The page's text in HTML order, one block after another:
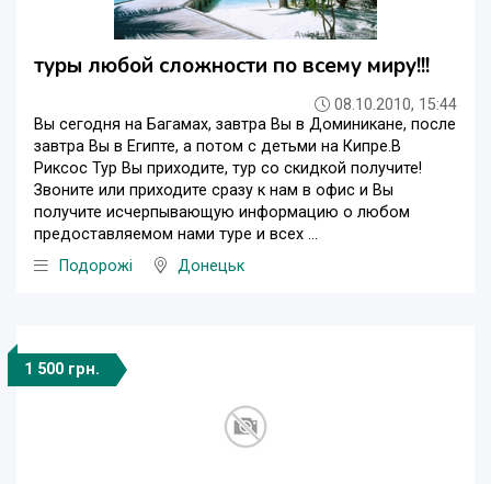
туры любой сложности по всему миру!!!
08.10.2010, 15:44
Вы сегодня на Багамах, завтра Вы в Доминикане, после
завтра Вы в Египте, а потом с детьми на Кипре.В
Риксос Тур Вы приходите, тур со скидкой получите!
Звоните или приходите сразу к нам в офис и Вы
получите исчерпывающую информацию о любом
предоставляемом нами туре и всех ...
Подорожі
Донецьк
1 500 грн.